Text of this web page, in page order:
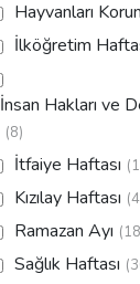
Hayvanları
İlköğretim
İnsan Hakları ve
(8)
İtfaiye Haftası
Kızılay Haftası
Ramazan Ayı
Sağlık Haftası